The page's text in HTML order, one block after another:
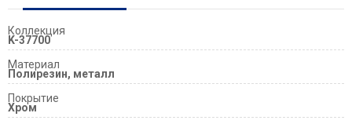
Коллекция
K-37700
Материал
Полирезин, металл
Покрытие
Хром